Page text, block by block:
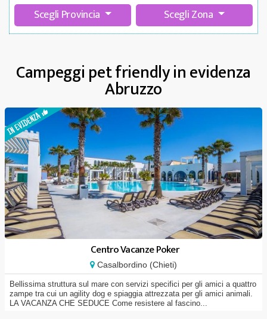
Scegli Provincia Scegli Zona
Campeggi pet friendly in evidenza
Abruzzo
Centro Vacanze Poker
Casalbordino (Chieti)
Bellissima struttura sul mare con servizi specifici per gli amici a quattro
zampe tra cui un agility dog e spiaggia attrezzata per gli amici animali.
LA VACANZA CHE SEDUCE Come resistere al fascino...